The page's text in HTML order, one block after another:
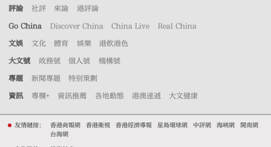
評論 社評 來論 港評論
Go China Discover China China Live Real China
文娛 文化 體育 娛樂 港飲港色
大文號 政務號 個人號 機構號
專題 新聞專題 特別策劃
資訊 專欄+ 資訊推薦 各地動態 港澳速遞 大文健康
友情鏈接： 香港商報網 香港衛視 香港經濟導報 星島環球網 中評網 海峽網
閩南網
台海網